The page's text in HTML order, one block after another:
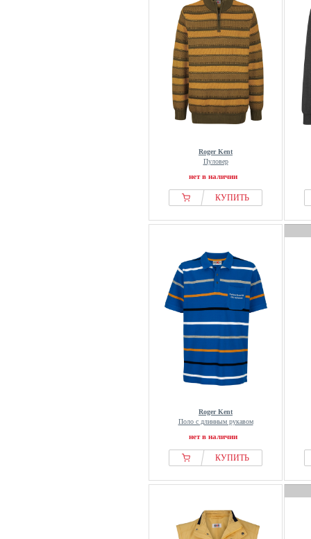
Roger Kent
Пуловер
нет в наличии
КУПИТЬ
Roger Kent
Поло с длинным рукавом
нет в наличии
КУПИТЬ